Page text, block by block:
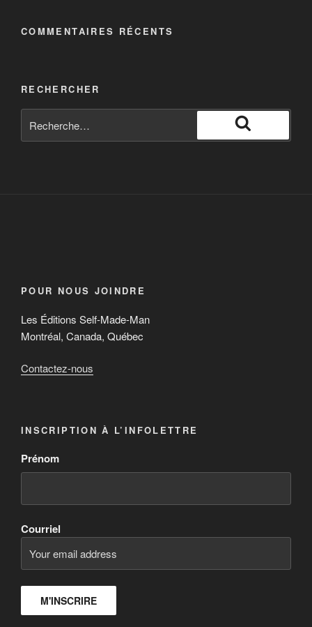
COMMENTAIRES RÉCENTS
RECHERCHER
POUR NOUS JOINDRE
Les Éditions Self-Made-Man
Montréal, Canada, Québec
Contactez-nous
INSCRIPTION À L’INFOLETTRE
Prénom
Courriel